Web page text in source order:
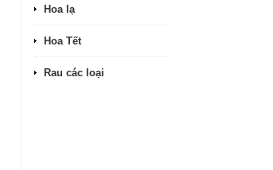
Hoa lạ
Hoa Tết
Rau các loại